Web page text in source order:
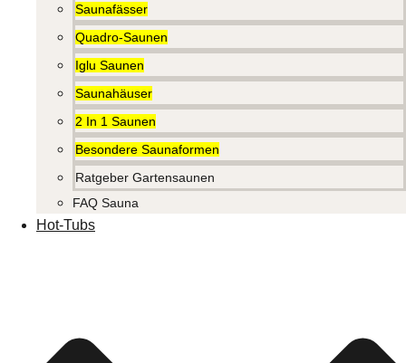
Saunafässer
Quadro-Saunen
Iglu Saunen
Saunahäuser
2 In 1 Saunen
Besondere Saunaformen
Ratgeber Gartensaunen
FAQ Sauna
Hot-Tubs